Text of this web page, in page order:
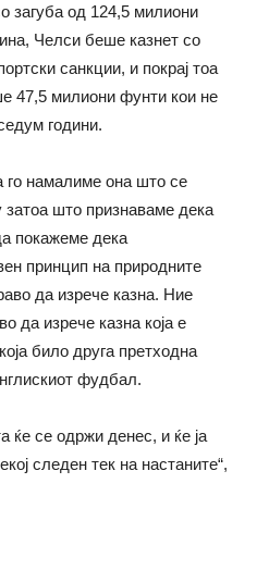
загуба од 124,5 милиони
Челси беше казнет со
санкции, и покрај тоа
47,5 милиони фунти кои не
години.
го намалиме она што се
што признаваме дека
покажеме дека
принцип на природните
да изрече казна. Ние
да изрече казна која е
било друга претходна
фудбал.
се одржи денес, и ќе ја
следен тек на настаните“,